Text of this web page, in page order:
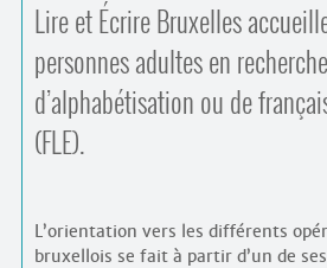
Lire et Écrire Bruxelles
personnes adultes en
d’alphabétisation ou de
(FLE).
L’orientation vers les différents
bruxellois se fait à partir d’un de